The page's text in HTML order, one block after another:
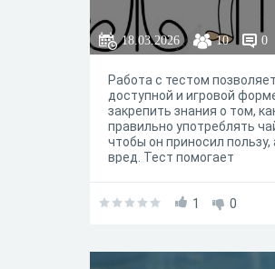
18.03.2026 10 0
Работа с тестом
доступной и игровой
закрепить знания о том,
правильно употреблять
чтобы он приносил пользу,
вред. Тест помогает
ответственного
1 0